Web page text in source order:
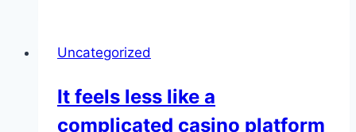
makes
accessible
to…
Uncategorized
It feels less like a
complicated casino platform